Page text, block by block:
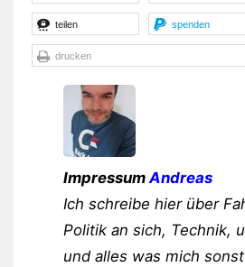
teilen spenden
drucken
ImpressumAndreas
Ich schreibe hier über
Politik an sich, Technik,
und alles was mich